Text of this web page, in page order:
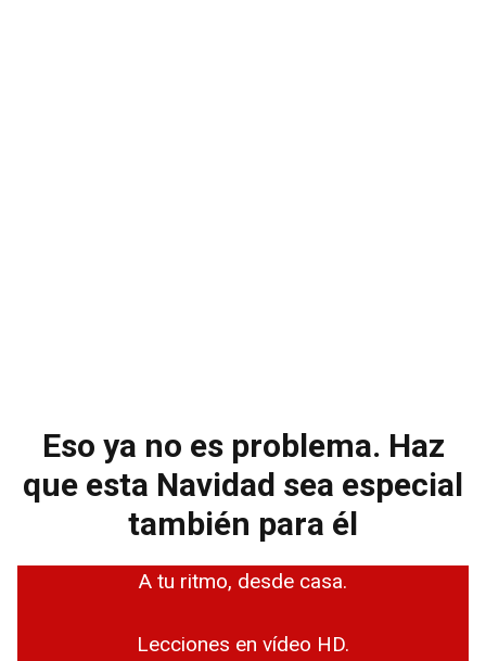
Eso ya no es problema. Haz
que esta Navidad sea especial
también para él
A tu ritmo, desde casa.
Lecciones en vídeo HD.